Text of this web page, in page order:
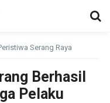
Serang Raya
Berhasil
Pelaku